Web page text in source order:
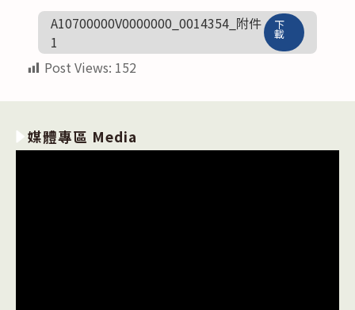
A10700000V0000000_0014354_附件
1
下
載
Post Views: 152
媒體專區 Media